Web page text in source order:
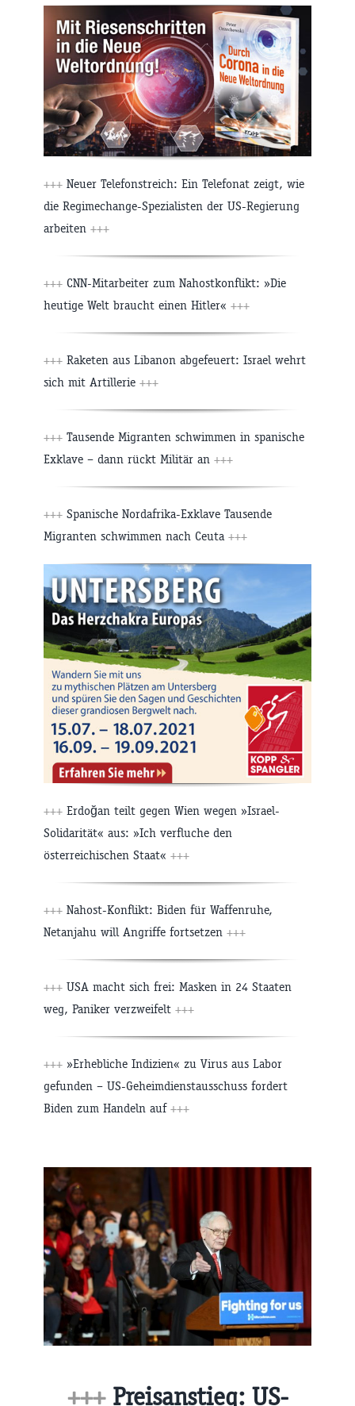
+++ Neuer Telefonstreich: Ein Telefonat zeigt, wie
die Regimechange-Spezialisten der US-Regierung
arbeiten +++
+++ CNN-Mitarbeiter zum Nahostkonflikt: »Die
heutige Welt braucht einen Hitler« +++
+++ Raketen aus Libanon abgefeuert: Israel wehrt
sich mit Artillerie +++
+++ Tausende Migranten schwimmen in spanische
Exklave – dann rückt Militär an +++
+++ Spanische Nordafrika-Exklave Tausende
Migranten schwimmen nach Ceuta +++
+++ Erdoğan teilt gegen Wien wegen »Israel-
Solidarität« aus: »Ich verfluche den
österreichischen Staat« +++
+++ Nahost-Konflikt: Biden für Waffenruhe,
Netanjahu will Angriffe fortsetzen +++
+++ USA macht sich frei: Masken in 24 Staaten
weg, Paniker verzweifelt +++
+++ »Erhebliche Indizien« zu Virus aus Labor
gefunden – US-Geheimdienstausschuss fordert
Biden zum Handeln auf +++
+++Preisanstieg: US-